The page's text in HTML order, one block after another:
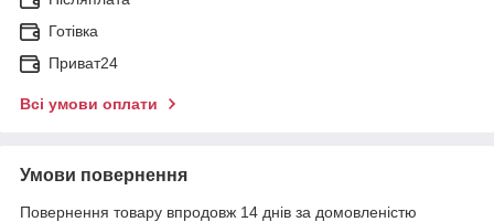
Готівка
Приват24
Всі умови оплати
Умови повернення
Повернення товару впродовж 14 днів за домовленістю